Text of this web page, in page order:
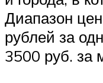
Диапазон
рублей за
3500 руб. за